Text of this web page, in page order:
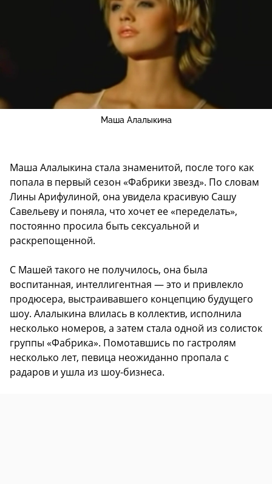
Маша Алалыкина
Маша Алалыкина стала знаменитой, после того как
попала в первый сезон «Фабрики звезд». По словам
Лины Арифулиной, она увидела красивую Сашу
Савельеву и поняла, что хочет ее «переделать»,
постоянно просила быть сексуальной и
раскрепощенной.
С Машей такого не получилось, она была
воспитанная, интеллигентная — это и привлекло
продюсера, выстраивавшего концепцию будущего
шоу. Алалыкина влилась в коллектив, исполнила
несколько номеров, а затем стала одной из солисток
группы «Фабрика». Помотавшись по гастролям
несколько лет, певица неожиданно пропала с
радаров и ушла из шоу-бизнеса.